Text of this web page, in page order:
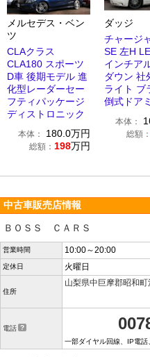
メルセデス・ベン
ツ
CLAクラス
CLA180 スポーツ
D車 後期モデル 進
化型レーダーセー
フティパッケージ
ディストロニック
本体： 180.0万円
総額： 198万円
ダッジ
チャージ
SE 左H
インチア
ダウン 社
ライト ブ
倒式ドア
本体：
総額：
中古車販売店情報
ＢＯＳＳ ＣＡＲＳ
営業時間 10:00～20:00
定休日 火曜日
住所
山梨県中巨摩郡昭和町
電話
一部ダイヤル回線、IP電